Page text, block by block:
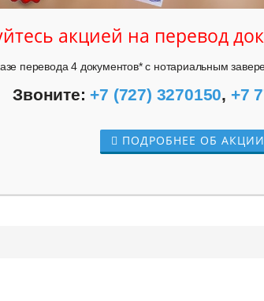
акцией на перевод
перевода 4 документов* с нотариальным
Звоните: +7 (727) 3270150, +7
ПОДРОБНЕЕ ОБ АКЦИИ